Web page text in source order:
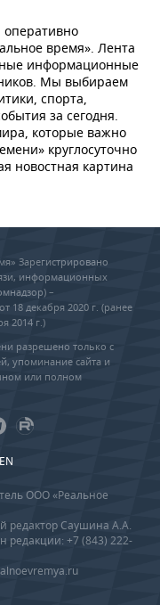
оперативно
время». Лента
информационные
Мы выбираем
спорта,
за сегодня.
которые важно
круглосуточно
новостная картина
Зарегистрировано
информационных
–
18 декабря 2020 г. (ранее
2014 г.)
разрешено только с
упоминание сайта и
или полном
EN
ООО «Реальное
редактор Саушина А.А.
редакции: +7 (843) 222-